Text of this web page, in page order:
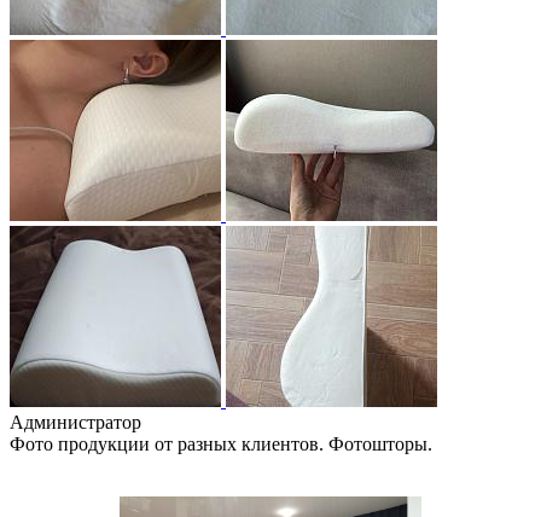
Администратор
Фото продукции от разных клиентов. Фотошторы.